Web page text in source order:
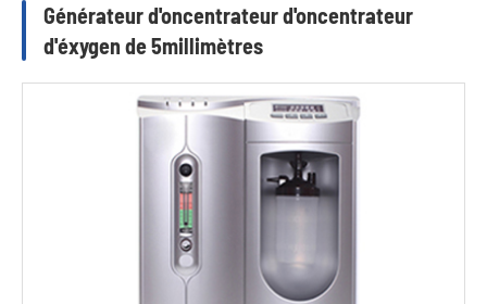
Générateur d'oncentrateur d'oncentrateur
d'éxygen de 5millimètres